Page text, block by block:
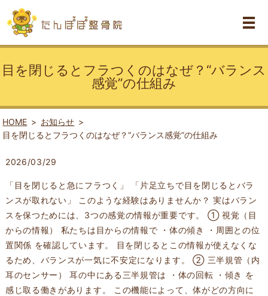
目を閉じるとフラつくのはなぜ？“バランス
感覚”の仕組み
HOME
お知らせ
目を閉じるとフラつくのはなぜ？“バランス感覚”の仕組み
2026/03/29
「目を閉じると急にフラつく」 「片足立ちで目を閉じるとバラ
ンスが取れない」 このような経験はありませんか？ 実はバラン
スを保つためには、3つの感覚の情報が重要です。 ① 視覚（目
からの情報） 私たちは目からの情報で ・体の傾き ・周囲との位
置関係 を確認しています。 目を閉じるとこの情報が使えなくな
るため、バランスが一気に不安定になります。 ② 三半規管（内
耳のセンサー） 耳の中にある三半規管は ・体の回転 ・傾き を
感じ取る働きがあります。 この機能によって、体がどの方向に